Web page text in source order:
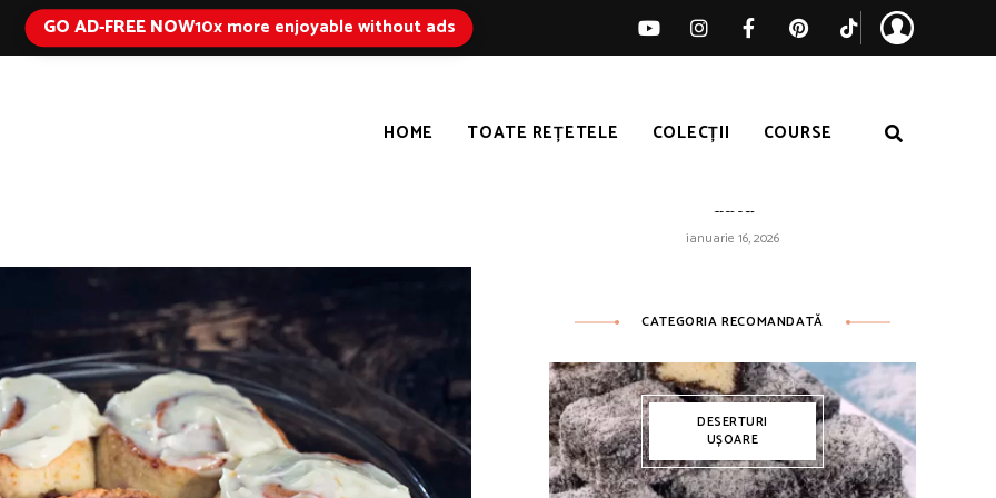
GO AD-FREE NOW10x more enjoyable without ads
HOME TOATE REȚETELE COLECȚII COURSE
dată
ianuarie 16, 2026
CATEGORIA RECOMANDATĂ
DESERTURI
UȘOARE